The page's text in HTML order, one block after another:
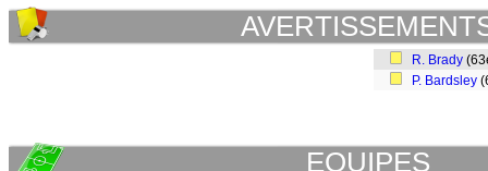
R. Brady
P. Bardsley
EQUIPES